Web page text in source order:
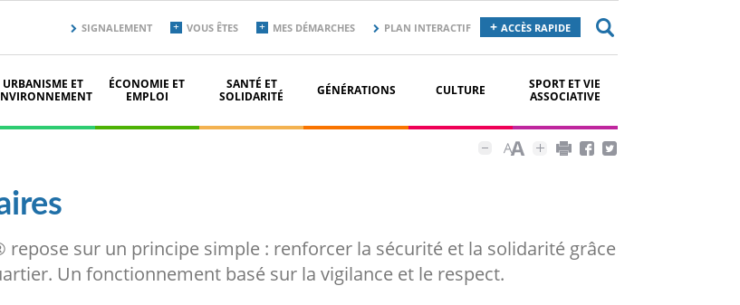
secondaire
top
SIGNALEMENT VOUS ÊTES MES DÉMARCHES PLAN INTERACTIF ACCÈS RAPIDE
URBANISME ET
ÉCONOMIE ET
EMPLOI
SANTÉ ET
SOLIDARITÉ
GÉNÉRATIONS CULTURE
SPORT ET VIE
ASSOCIATIVE
sur un principe simple : renforcer la sécurité et la solidarité grâce
Un fonctionnement basé sur la vigilance et le respect.